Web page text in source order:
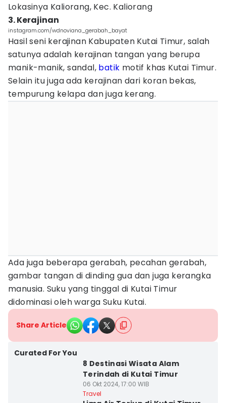
Lokasinya Kaliorang, Kec. Kaliorang
3. Kerajinan
instagram.com/wdnoviana_gerabah_bayat
Hasil seni kerajinan Kabupaten Kutai Timur, salah
satunya adalah kerajinan tangan yang berupa
manik-manik, sandal, batik motif khas Kutai Timur.
Selain itu juga ada kerajinan dari koran bekas,
tempurung kelapa dan juga kerang.
Ada juga beberapa gerabah, pecahan gerabah,
gambar tangan di dinding gua dan juga kerangka
manusia. Suku yang tinggal di Kutai Timur
didominasi oleh warga Suku Kutai.
Share Article
Curated For You
8 Destinasi Wisata Alam
Terindah di Kutai Timur
06 Okt 2024, 17:00 WIB
Travel